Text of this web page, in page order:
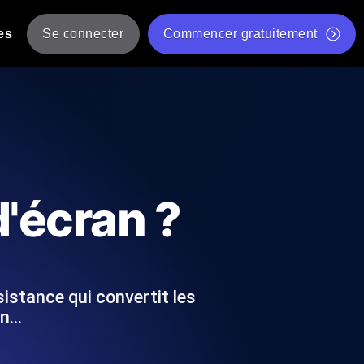
Outil de validation de script de test JMeter gratuit
Vérificateur de statut d'API
Se connecter Commencer gratuitement
?
qui convertit les